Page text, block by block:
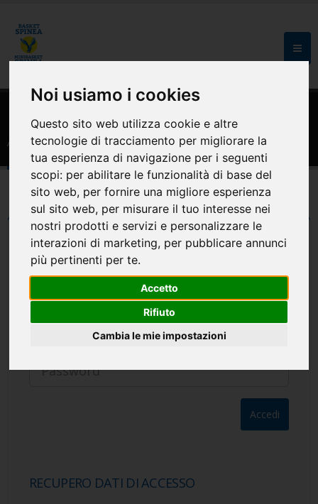
Noi usiamo i cookies
Questo sito web utilizza cookie e altre
tecnologie di tracciamento per migliorare la
tua esperienza di navigazione per i seguenti
scopi: per abilitare le funzionalità di base del
sito web, per fornire una migliore esperienza
sul sito web, per misurare il tuo interesse nei
nostri prodotti e servizi e personalizzare le
interazioni di marketing, per pubblicare annunci
più pertinenti per te.
Accetto
Rifiuto
Cambia le mie impostazioni
Area riservata
UTENTI REGISTRATI
Login
(Hai perso la password?)
RECUPERO DATI DI ACCESSO